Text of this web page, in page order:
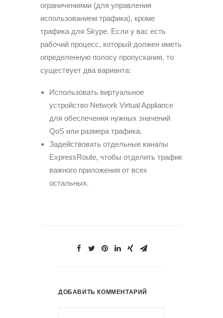
ограничениями (для управления
использованием трафика), кроме
трафика для Skype. Если у вас есть
рабочий процесс, который должен иметь
определенную полосу пропускания, то
существует два варианта:
Использовать виртуальное
устройство Network Virtual Appliance
для обеспечения нужных значений
QoS или размера трафика.
Задействовать отдельные каналы
ExpressRoute, чтобы отделить трафик
важного приложения от всех
остальных.
ДОБАВИТЬ КОММЕНТАРИЙ